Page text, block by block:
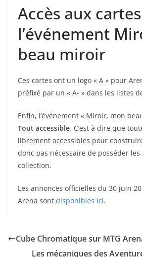
Accès aux
l’événement
beau miroir
Ces cartes ont un logo « A » pour
préfixé par un « A- » dans les listes
Enfin, l’événement « Miroir, mon
Tout accessible. C’est à dire que
librement accessibles pour
donc pas nécessaire de posséder
collection.
Les annonces officielles du 30 juin
Arena sont disponibles ici.
Cube Chromatique sur MTG
Les mécaniques des